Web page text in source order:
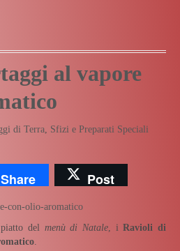
al vapore
di Terra Sfizi e Preparati Speciali
Share Post
del menù di Natale , iRavioli di